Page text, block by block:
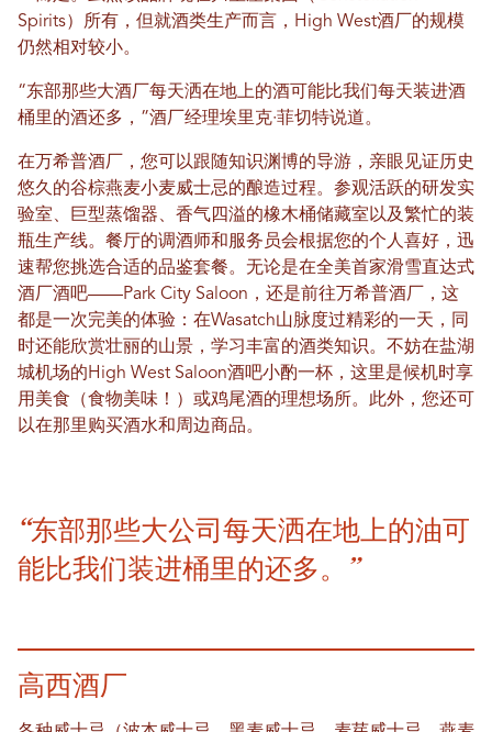
Spirits）所有，但就酒类生产而言，High West酒厂的规模
仍然相对较小。
“东部那些大酒厂每天洒在地上的酒可能比我们每天装进酒
桶里的酒还多，”酒厂经理埃里克·菲切特说道。
在万希普酒厂，您可以跟随知识渊博的导游，亲眼见证历史
悠久的谷棕燕麦小麦威士忌的酿造过程。参观活跃的研发实
验室、巨型蒸馏器、香气四溢的橡木桶储藏室以及繁忙的装
瓶生产线。餐厅的调酒师和服务员会根据您的个人喜好，迅
速帮您挑选合适的品鉴套餐。无论是在全美首家滑雪直达式
酒厂酒吧——Park City Saloon，还是前往万希普酒厂，这
都是一次完美的体验：在Wasatch山脉度过精彩的一天，同
时还能欣赏壮丽的山景，学习丰富的酒类知识。不妨在盐湖
城机场的High West Saloon酒吧小酌一杯，这里是候机时享
用美食（食物美味！）或鸡尾酒的理想场所。此外，您还可
以在那里购买酒水和周边商品。
“东部那些大公司每天洒在地上的油可
能比我们装进桶里的还多。”
高西酒厂